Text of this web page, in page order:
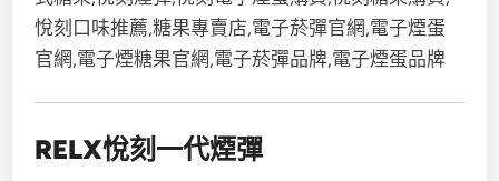
RELX悅刻一代煙彈